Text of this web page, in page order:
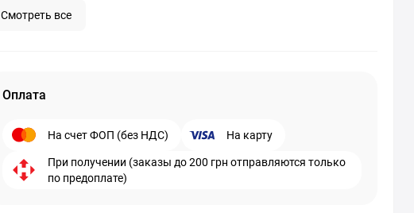
Смотреть все
Оплата
На счет ФОП (без НДС) На карту
При получении (заказы до 200 грн отправляются только
по предоплате)